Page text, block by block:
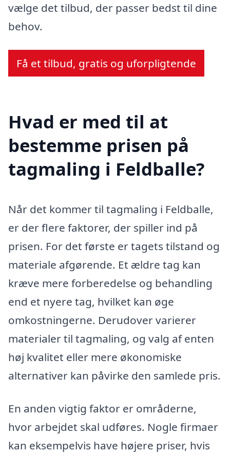
vælge det tilbud, der passer bedst til dine
behov.
Få et tilbud, gratis og uforpligtende
Hvad er med til at
bestemme prisen på
tagmaling i Feldballe?
Når det kommer til tagmaling i Feldballe,
er der flere faktorer, der spiller ind på
prisen. For det første er tagets tilstand og
materiale afgørende. Et ældre tag kan
kræve mere forberedelse og behandling
end et nyere tag, hvilket kan øge
omkostningerne. Derudover varierer
materialer til tagmaling, og valg af enten
høj kvalitet eller mere økonomiske
alternativer kan påvirke den samlede pris.
En anden vigtig faktor er områderne,
hvor arbejdet skal udføres. Nogle firmaer
kan eksempelvis have højere priser, hvis